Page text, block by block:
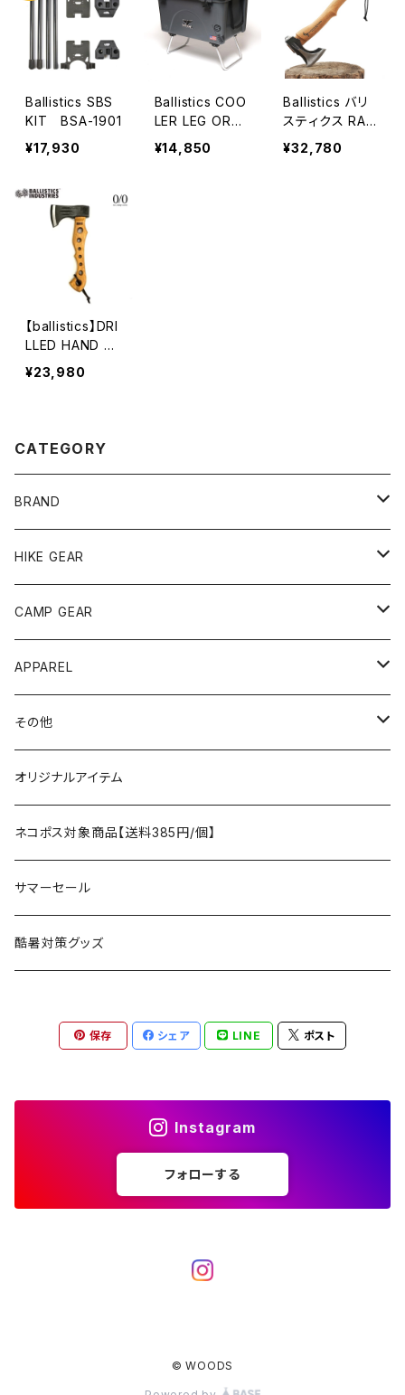
Ballistics SBS
KIT BSA-1901
¥17,930
Ballistics COO
LER LEG OR
[オルカクーラー
ズの 40QT用]
¥14,850
Ballistics バリ
スティクス RAID
AXE レイドアッ
クス hickory ヒ
¥32,780
【ballistics】DRI
LLED HAND A
XE 2
¥23,980
CATEGORY
BRAND
andwander
ANOBA
AO COOLERS
asobito
AS2OV
AXESQUIN
Ballistics
BEDROCK SANDALS
BROOKLYN WORKS
HIKE GEAR
テント、シェルター
バックパック
ポーチ／サコッシュ
ストレージ
パッキングアクセサリー
スリーピングギア
クッキングギア
カトラリー
ヘッドライト／ランタン
アクセサリー
CAMP GEAR
テント、タープ
テント、シェルター
タープ
スリーピングギア
寝袋
マット
アクセサリー
テーブル、チェア
テーブル
チェア
ランタン、ライト
燃料ランタン
LEDライト
焚火台／薪ストーブ
焚火台
七輪、グリル
暖房器具
ガスストーブ
湯たんぽ
斧、鉈
クッキングギア
バーナー／ストーブ
カトラリー
コンテナ、ギアケース
APPAREL
トップス
ボトムス
アンダーウェア
ハンドウェア
ヘッドギア
フットウェア
アクセサリー
その他
遊び
フィッシング
ラジコン
ケア用品
雑貨
アウトレット
オリジナルアイテム
ネコポス対象商品【送料385円/個】
サマーセール
酷暑対策グッズ
保存 シェア LINE ポスト
Instagram
フォローする
© WOODS